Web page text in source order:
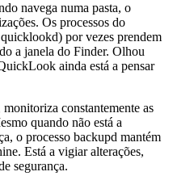
navega numa pasta, o
Os processos do
quicklookd) por vezes prendem
a janela do Finder. Olhou
ainda está a pensar
constantemente as
quando não está a
o processo backupd mantém
Está a vigiar alterações,
segurança.